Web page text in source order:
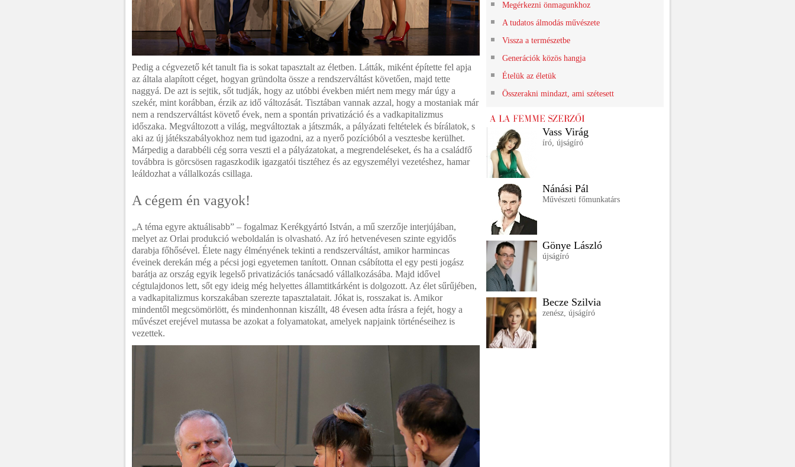
Pedig a cégvezető két tanult fia is sokat tapasztalt az életben. Látták, miként építette fel apja
az általa alapított céget, hogyan gründolta össze a rendszerváltást követően, majd tette
naggyá. De azt is sejtik, sőt tudják, hogy az utóbbi években miért nem megy már úgy a
szekér, mint korábban, érzik az idő változását. Tisztában vannak azzal, hogy a mostaniak már
nem a rendszerváltást követő évek, nem a spontán privatizáció és a vadkapitalizmus
időszaka. Megváltozott a világ, megváltoztak a játszmák, a pályázati feltételek és bírálatok, s
aki az új játékszabályokhoz nem tud igazodni, az a nyerő pozícióból a vesztesbe kerülhet.
Márpedig a darabbéli cég sorra veszti el a pályázatokat, a megrendeléseket, és ha a családfő
továbbra is görcsösen ragaszkodik igazgatói tisztéhez és az egyszemélyi vezetéshez, hamar
leáldozhat a vállalkozás csillaga.
A cégem én vagyok!
„A téma egyre aktuálisabb” – fogalmaz Kerékgyártó István, a mű szerzője interjújában,
melyet az Orlai produkció weboldalán is olvasható. Az író hetvenévesen szinte egyidős
darabja főhősével. Élete nagy élményének tekinti a rendszerváltást, amikor harmincas
éveinek derekán még a pécsi jogi egyetemen tanított. Onnan csábította el egy pesti jogász
barátja az ország egyik legelső privatizációs tanácsadó vállalkozásába. Majd idővel
cégtulajdonos lett, sőt egy ideig még helyettes államtitkárként is dolgozott. Az élet sűrűjében,
a vadkapitalizmus korszakában szerezte tapasztalatait. Jókat is, rosszakat is. Amikor
mindentől megcsömörlött, és mindenhonnan kiszállt, 48 évesen adta írásra a fejét, hogy a
művészet erejével mutassa be azokat a folyamatokat, amelyek napjaink történéseihez is
vezettek.
Megérkezni önmagunkhoz
A tudatos álmodás művészete
Vissza a természetbe
Generációk közös hangja
Ételük az életük
Összerakni mindazt, ami szétesett
Vass Virág
író, újságíró
Nánási Pál
Művészeti főmunkatárs
Gönye László
újságíró
Becze Szilvia
zenész, újságíró